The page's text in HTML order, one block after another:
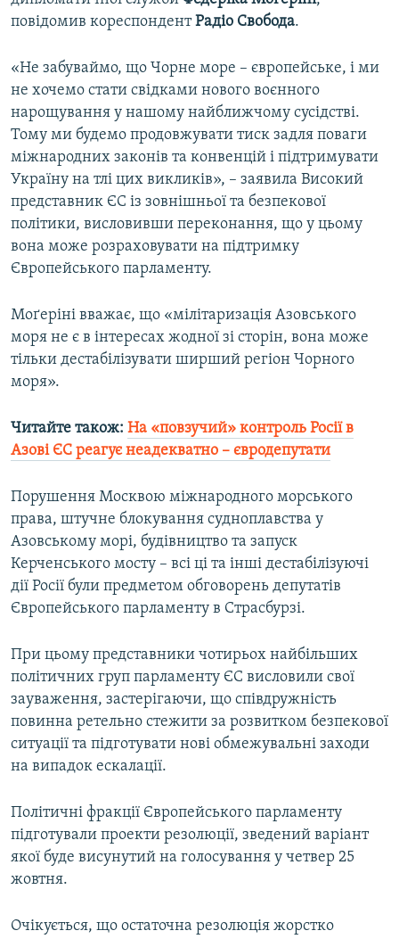
повідомив кореспондентРадіо Свобода.
«Не забуваймо, що Чорне море – європейське, і ми
не хочемо стати свідками нового воєнного
нарощування у нашому найближчому сусідстві.
Тому ми будемо продовжувати тиск задля поваги
міжнародних законів та конвенцій і підтримувати
Україну на тлі цих викликів», – заявила Високий
представник ЄС із зовнішньої та безпекової
політики, висловивши переконання, що у цьому
вона може розраховувати на підтримку
Європейського парламенту.
Моґеріні вважає, що «мілітаризація Азовського
моря не є в інтересах жодної зі сторін, вона може
тільки дестабілізувати ширший регіон Чорного
моря».
Читайте також: На «повзучий» контроль Росії в
Азові ЄС реагує неадекватно – євродепутати
Порушення Москвою міжнародного морського
права, штучне блокування судноплавства у
Азовському морі, будівництво та запуск
Керченського мосту – всі ці та інші дестабілізуючі
дії Росії були предметом обговорень депутатів
Європейського парламенту в Страсбурзі.
При цьому представники чотирьох найбільших
політичних груп парламенту ЄС висловили свої
зауваження, застерігаючи, що співдружність
повинна ретельно стежити за розвитком безпекової
ситуації та підготувати нові обмежувальні заходи
на випадок ескалації.
Політичні фракції Європейського парламенту
підготували проекти резолюції, зведений варіант
якої буде висунутий на голосування у четвер 25
жовтня.
Очікується, що остаточна резолюція жорстко